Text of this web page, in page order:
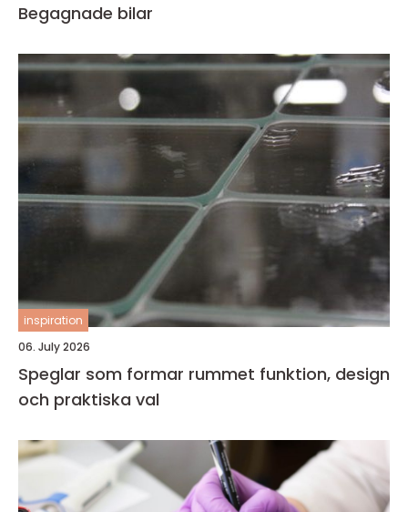
Begagnade bilar
inspiration
06. July 2026
Speglar som formar rummet funktion, design
och praktiska val